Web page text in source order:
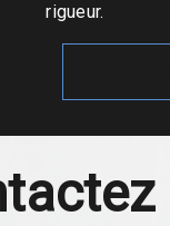
rigueur.